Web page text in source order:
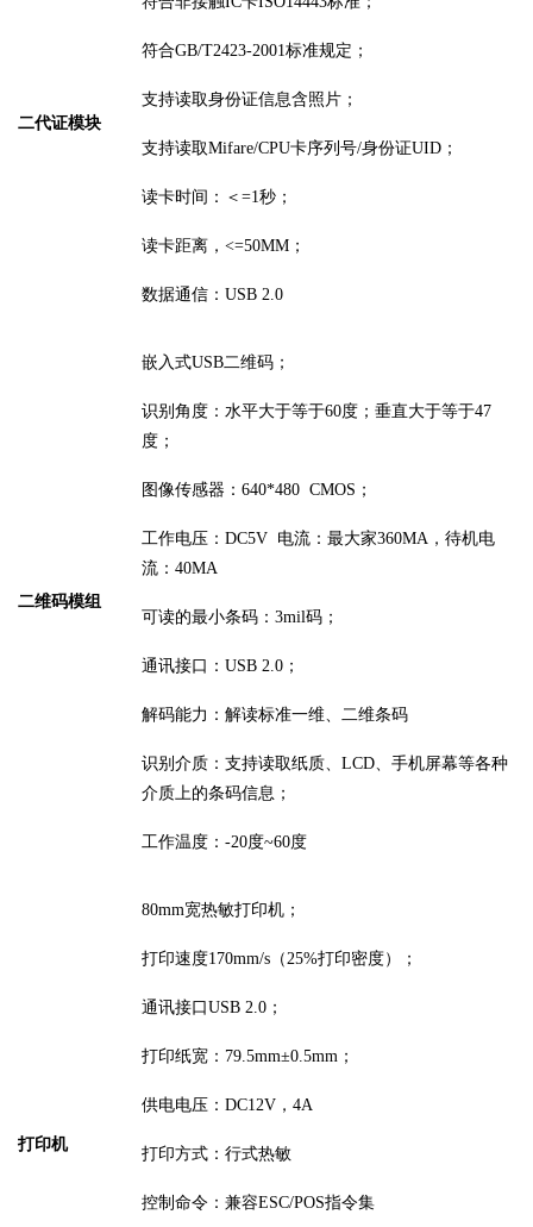
二代证模块
符合GB/T2423-2001标准规定；
支持读取身份证信息含照片 ；
支持读取Mifare/CPU卡序列号/身份证UID ；
读卡时间：＜ =1秒；
读卡距离， <=50MM；
数据通信： USB 2.0
二维码模组
嵌入式USB二维码 ；
识别角度：水平大于等于60度；垂直大于等于47
度；
图像传感器 ： 640*480 CMOS ；
工作电压： DC5V 电流：最大家360MA，待机电
流：40MA
可读的最小条码： 3mil码 ；
通讯接口： USB 2.0；
解码能力：解读标准一维、二维条码
识别 介质：支持读取纸质、 LCD、手机屏幕等各种
介质上的条码信息；
工作温度： -20度~60度
打印机
80mm宽热敏打印机；
打印速度170mm/s（25%打印密度）；
通讯接口 USB 2.0；
打印纸宽 ： 79.5mm±0.5mm ；
供电电压： DC12V， 4A
打印方式：行式热敏
控制命令 ：兼容ESC/POS指令集